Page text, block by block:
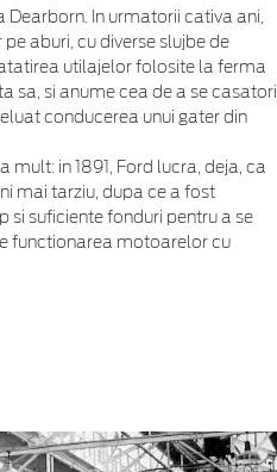
In urmatorii cativa ani,
aburi, cu diverse slujbe de
utilajelor folosite la ferma
sa, si anume cea de a se casatori
conducerea unui gater din
in 1891, Ford lucra, deja, ca
mai tarziu, dupa ce a fost
si suficiente fonduri pentru a se
functionarea motoarelor cu